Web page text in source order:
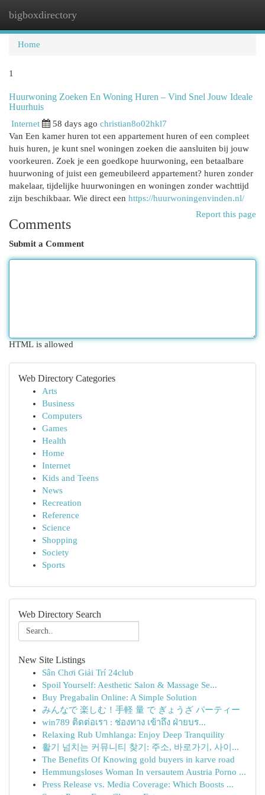
bigboxdirectory
Home
1
Huurwoning Zoeken En Woning Huren – Vind Snel Jouw Ideale
Huurhuis
Internet 58 days ago christian8o02hkl7
Van Een kamer huren tot een appartement huren of een compleet
huis huren, je kunt snel woningen zoeken die aansluiten bij jouw
voorkeuren. Zoek je een goedkope huurwoning, een betaalbare
huurwoning of juist een gemeubileerd appartement? huren zonder
makelaar, tijdelijke huurwoningen en woningen zonder wachttijd
zijn beschikbaar. Wie direct een https://huurwoningenvinden.nl/
Report this page
Comments
Submit a Comment
HTML is allowed
Web Directory Categories
Arts
Business
Computers
Games
Health
Home
Internet
Kids and Teens
News
Recreation
Reference
Science
Shopping
Society
Sports
Web Directory Search
New Site Listings
Sân Chơi Giải Trí 24club
Spoil Yourself: Aesthetic Salon & Massage Se...
Buy Pregabalin Online: A Simple Solution
みんなで 楽しむ！手軽 量 で ぎょうざ パーティー
win789 ติดต่อเรา : ช่องทาง เข้าถึง ฝ่ายบร...
Relaxing Rub Umhlanga: Enjoy Deep Tranquility
활기 넘치는 커뮤니티 찾기: 주소, 바로가기, 사이...
The Benefits Of Knowing gold buyers in karve road
Hemmungsloses Woman In versautem Austria Porno ...
Press Release vs. Media Coverage: Which Boosts ...